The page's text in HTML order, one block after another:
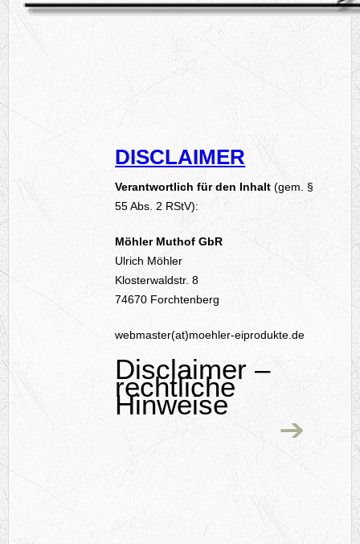
DISCLAIMER
Verantwortlich für den Inhalt (gem. §
55 Abs. 2 RStV):
Möhler Muthof GbR
Ulrich Möhler
Klosterwaldstr. 8
74670 Forchtenberg
webmaster(at)moehler-eiprodukte.de
Disclaimer –
rechtliche
Hinweise